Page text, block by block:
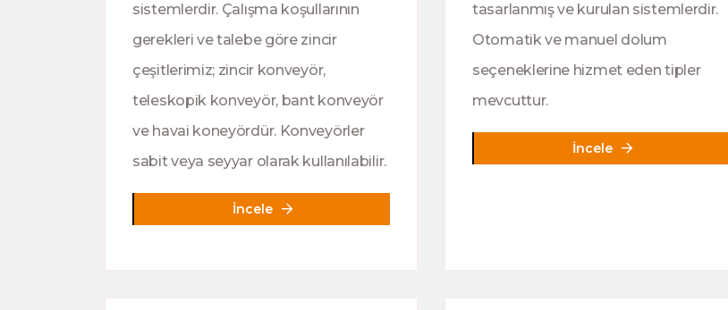
sistemlerdir. Çalışma koşullarının
gerekleri ve talebe göre zincir
çeşitlerimiz; zincir konveyör,
teleskopik konveyör, bant konveyör
ve havai koneyördür. Konveyörler
sabit veya seyyar olarak kullanılabilir.
İncele
tasarlanmış ve kurulan sistemlerdir.
Otomatik ve manuel dolum
seçeneklerine hizmet eden tipler
mevcuttur.
İncele